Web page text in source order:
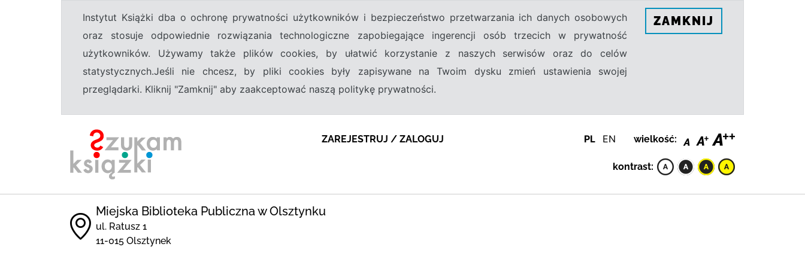
Instytut Książki dba o ochronę prywatności użytkowników i bezpieczeństwo przetwarzania ich danych osobowych
oraz stosuje odpowiednie rozwiązania technologiczne zapobiegające ingerencji osób trzecich w prywatność
użytkowników. Używamy także plików cookies, by ułatwić korzystanie z naszych serwisów oraz do celów
statystycznych.Jeśli nie chcesz, by pliki cookies były zapisywane na Twoim dysku zmień ustawienia swojej
przeglądarki. Kliknij "Zamknij" aby zaakceptować naszą politykę prywatności.
ZAMKNIJ
ZAREJESTRUJ / ZALOGUJ PL EN wielkość:
kontrast:
Miejska Biblioteka Publiczna w Olsztynku
ul. Ratusz 1
11-015 Olsztynek